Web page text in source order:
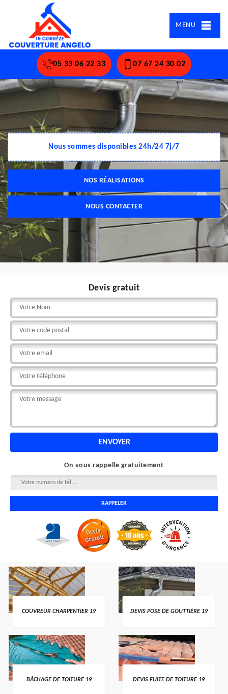
MENU
05 33 06 22 33 07 67 24 30 02
Nous sommes disponibles 24h/24 7j/7
NOS RÉALISATIONS
NOUS CONTACTER
Devis gratuit
On vous rappelle gratuitement
COUVREUR CHARPENTIER 19 DEVIS POSE DE GOUTTIÈRE 19
BÂCHAGE DE TOITURE 19 DEVIS FUITE DE TOITURE 19